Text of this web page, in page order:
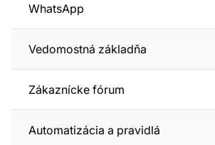
WhatsApp
Vedomostná základňa
Zákaznícke fórum
Automatizácia a pravidlá